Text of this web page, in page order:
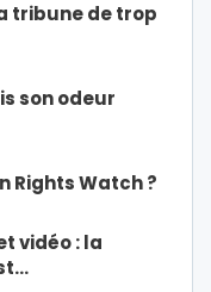
tribune de trop
son odeur
Rights Watch ?
vidéo : la